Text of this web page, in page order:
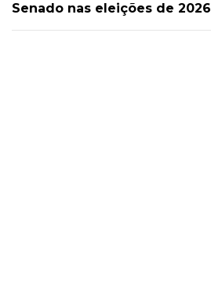
Senado nas eleições de 2026